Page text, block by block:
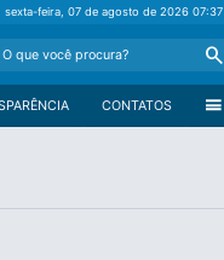
sexta-feira, 07 de agosto de 202607:37
Search
menu
CONTATOS